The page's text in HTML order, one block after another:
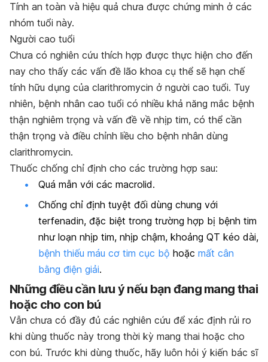
Tính an toàn và hiệu quả chưa được chứng minh ở các
nhóm tuổi này.
Người cao tuổi
Chưa có nghiên cứu thích hợp được thực hiện cho đến
nay cho thấy các vấn đề lão khoa cụ thể sẽ hạn chế
tính hữu dụng của clarithromycin ở người cao tuổi. Tuy
nhiên, bệnh nhân cao tuổi có nhiều khả năng mắc bệnh
thận nghiêm trọng và vấn đề về nhịp tim, có thể cần
thận trọng và điều chỉnh liều cho bệnh nhân dùng
clarithromycin.
Thuốc chống chỉ định cho các trường hợp sau:
Quá mẫn với các macrolid.
Chống chỉ định tuyệt đối dùng chung với
terfenadin, đặc biệt trong trường hợp bị bệnh tim
như loạn nhịp tim, nhịp chậm, khoảng QT kéo dài,
bệnh thiếu máu cơ tim cục bộ hoặc mất cân
bằng điện giải.
Những điều cần lưu ý nếu bạn đang mang thai
hoặc cho con bú
Vẫn chưa có đầy đủ các nghiên cứu để xác định rủi ro
khi dùng thuốc này trong thời kỳ mang thai hoặc cho
con bú. Trước khi dùng thuốc, hãy luôn hỏi ý kiến bác sĩ